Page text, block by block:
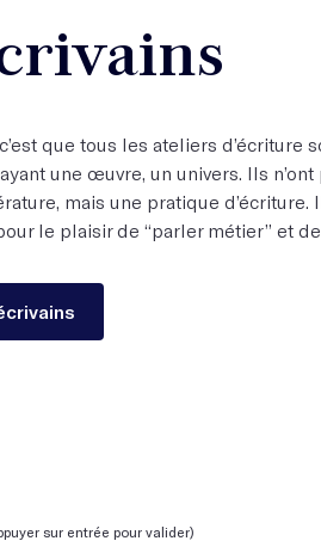
que tous les ateliers d’écriture
une œuvre, un univers. Ils
mais une pratique d’écriture.
le plaisir de “parler métier” et
sur entrée pour valider)